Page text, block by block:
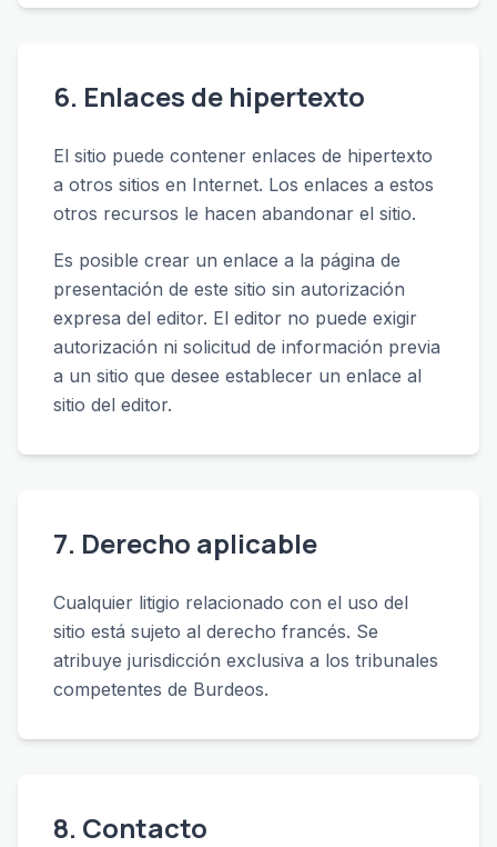
6. Enlaces de hipertexto
El sitio puede contener enlaces de hipertexto
a otros sitios en Internet. Los enlaces a estos
otros recursos le hacen abandonar el sitio.
Es posible crear un enlace a la página de
presentación de este sitio sin autorización
expresa del editor. El editor no puede exigir
autorización ni solicitud de información previa
a un sitio que desee establecer un enlace al
sitio del editor.
7. Derecho aplicable
Cualquier litigio relacionado con el uso del
sitio está sujeto al derecho francés. Se
atribuye jurisdicción exclusiva a los tribunales
competentes de Burdeos.
8. Contacto